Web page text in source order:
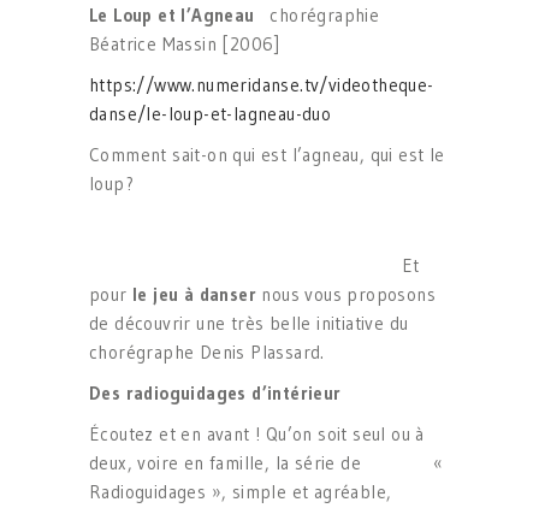
Le Loup et l’Agneau
chorégraphie
Béatrice Massin [2006]
https://www.numeridanse.tv/videotheque-
danse/le-loup-et-lagneau-duo
Comment sait-on qui est l’agneau, qui est le
loup?
Et
pour le jeu à danser nous vous proposons
de découvrir une très belle initiative du
chorégraphe Denis Plassard.
Des radioguidages d’intérieur
Écoutez et en avant ! Qu’on soit seul ou à
deux, voire en famille, la série de «
Radioguidages », simple et agréable,